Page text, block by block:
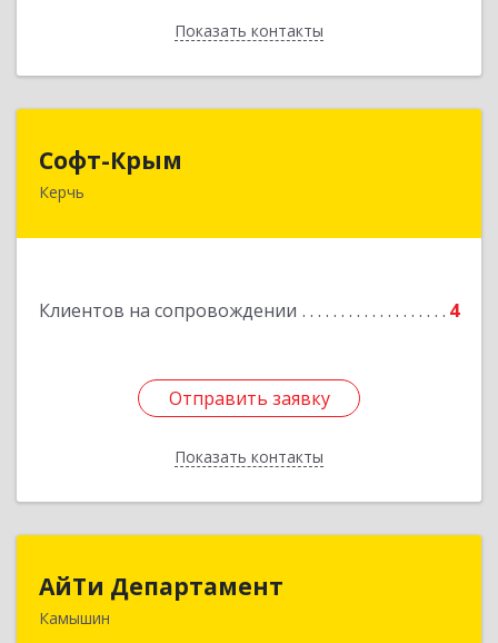
Показать контакты
Назад
Софт-Крым
Керчь
Клиентов на сопровождении 4
Отправить заявку
Показать контакты
Республика Калмыкия, г. Элиста, ул. Губаревича,
Отправить заявку
Назад
АйТи Департамент
Камышин